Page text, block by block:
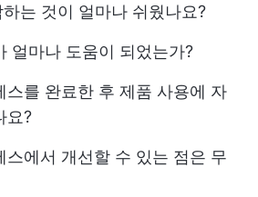
는 것이 얼마나 쉬웠나요?
얼마나 도움이 되었는가?
스를 완료한 후 제품 사용에 자
요?
스에서 개선할 수 있는 점은 무